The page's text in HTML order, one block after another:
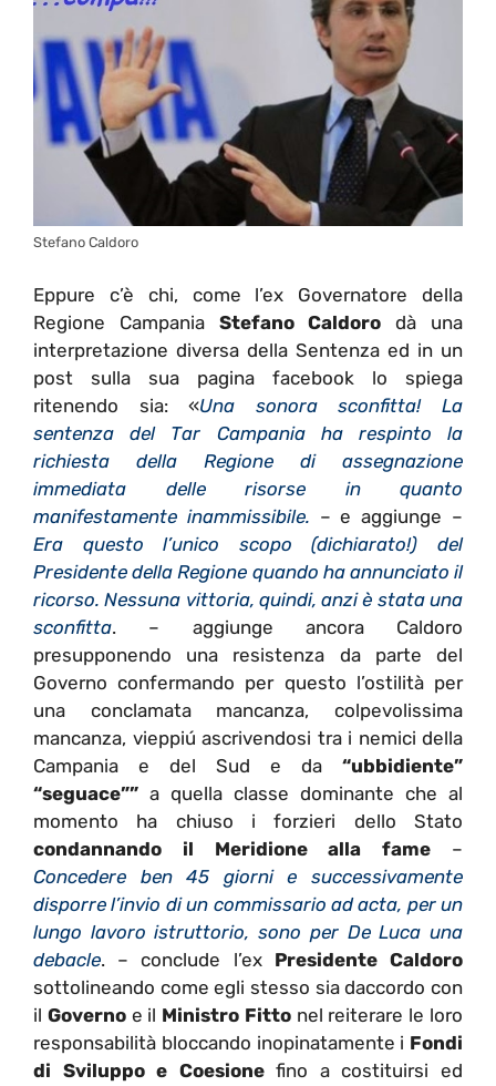
Stefano Caldoro
Eppure c’è chi, come l’ex Governatore della
Regione Campania Stefano Caldoro dà una
interpretazione diversa della Sentenza ed in un
post sulla sua pagina facebook lo spiega
ritenendo sia: «Una sonora sconfitta! La
sentenza del Tar Campania ha respinto la
richiesta della Regione di assegnazione
immediata delle risorse in quanto
manifestamente inammissibile. – e aggiunge –
Era questo l’unico scopo (dichiarato!) del
Presidente della Regione quando ha annunciato il
ricorso. Nessuna vittoria, quindi, anzi è stata una
sconfitta. – aggiunge ancora Caldoro
presupponendo una resistenza da parte del
Governo confermando per questo l’ostilità per
una conclamata mancanza, colpevolissima
mancanza, vieppiú ascrivendosi tra i nemici della
Campania e del Sud e da “ubbidiente”
“seguace”” a quella classe dominante che al
momento ha chiuso i forzieri dello Stato
condannando il Meridione alla fame –
Concedere ben 45 giorni e successivamente
disporre l’invio di un commissario ad acta, per un
lungo lavoro istruttorio, sono per De Luca una
debacle. – conclude l’ex Presidente Caldoro
sottolineando come egli stesso sia daccordo con
il Governoe il Ministro Fittonel reiterare le loro
responsabilità bloccando inopinatamente i Fondi
di Sviluppo e Coesionefino a costituirsi ed